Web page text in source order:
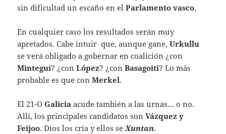
sin dificultad un escaño en elParlamento vasco.
En cualquier caso los resultados serán muy
apretados. Cabe intuir que, aunque gane,Urkullu
se verá obligado a gobernar en coalición ¿con
Mintegui? ¿conLópez? ¿conBasagoiti? Lo más
probable es que conMerkel.
El 21-OGalicia acude también a las urnas… o no.
Allí, los principales candidatos sonVázquez y
Feijoo. Dios los cría y ellos seXuntan.